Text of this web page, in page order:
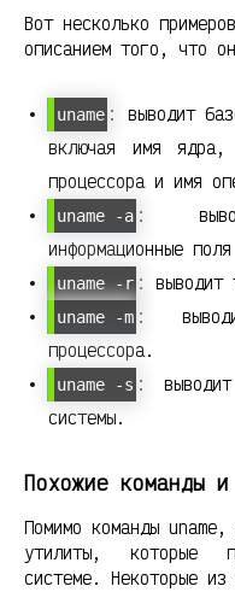
Вот несколько
описанием того, что
uname : выводит
включая имя ядра,
процессора и имя
uname -a :
информационные
uname -r : выводит
uname -m :
процессора.
uname -s :
системы.
Похожие команды
Помимо команды
утилиты, которые
системе. Некоторые из